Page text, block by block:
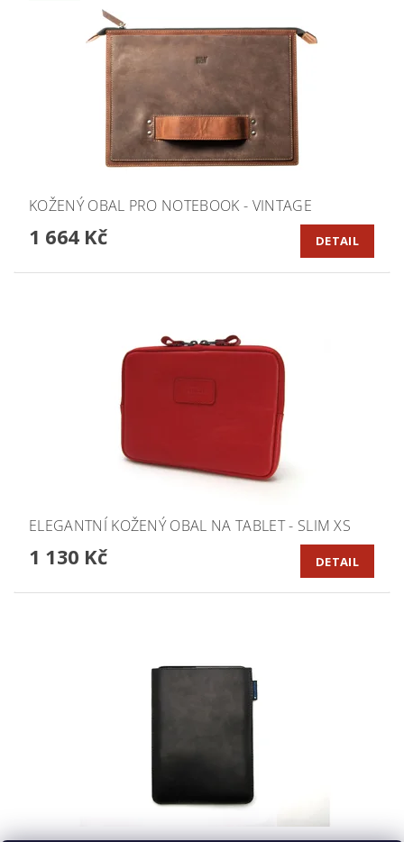
KOŽENÝ OBAL PRO NOTEBOOK - VINTAGE
1 664 Kč DETAIL
ELEGANTNÍ KOŽENÝ OBAL NA TABLET - SLIM XS
1 130 Kč DETAIL